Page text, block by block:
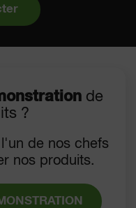
de
?
de nos chefs
nos produits.